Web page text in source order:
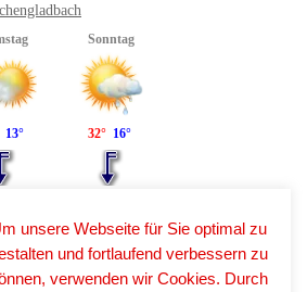
unsere Webseite für Sie optimal zu
und fortlaufend verbessern zu
verwenden wir Cookies. Durch